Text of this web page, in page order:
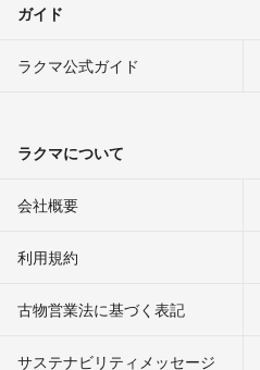
ガイド
ラクマ公式ガイド
ラクマについて
会社概要
利用規約
古物営業法に基づく表記
サステナビリティメッセージ